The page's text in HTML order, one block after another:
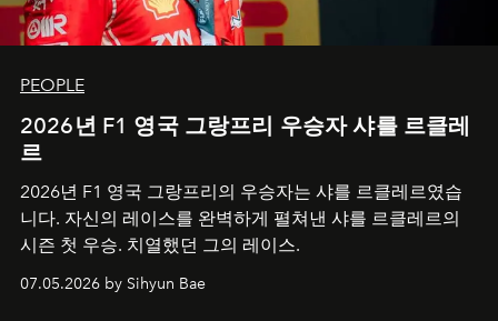
PEOPLE
2026년 F1 영국 그랑프리 우승자 샤를 르클레
르
2026년 F1 영국 그랑프리의 우승자는 샤를 르클레르였습
니다. 자신의 레이스를 완벽하게 펼쳐낸 샤를 르클레르의
시즌 첫 우승. 치열했던 그의 레이스.
07.05.2026 by Sihyun Bae